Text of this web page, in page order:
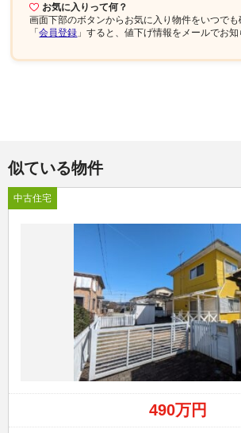
お気に入りって何？
画面下部のボタンからお気に入り物件をいつで
「会員登録 」すると、値下げ情報をメールでお知
似ている物件
中古住宅
490万円